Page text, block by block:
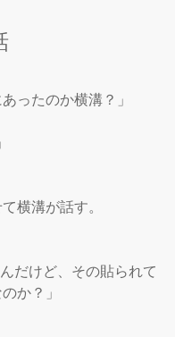
ったのか横溝？」
横溝が話す。
だけど、その貼られて
か？」